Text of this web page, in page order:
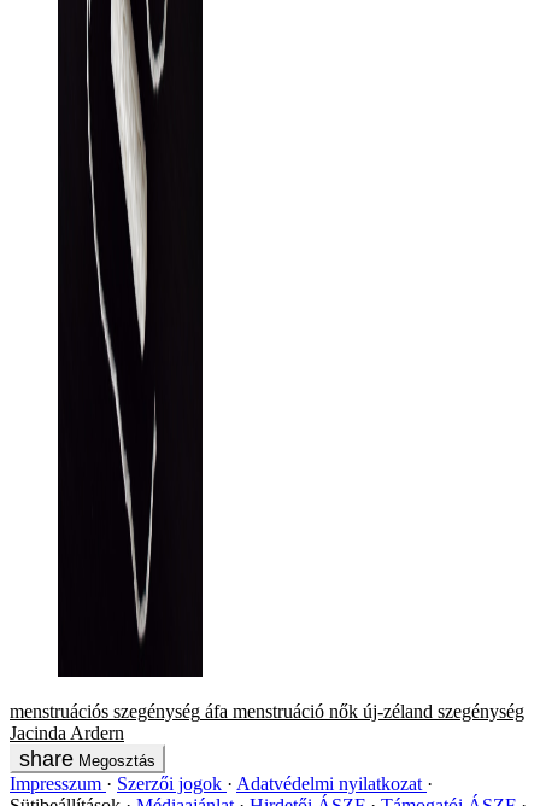
menstruációs szegénység áfa menstruáció nők új-zéland szegénység
Jacinda Ardern
Megosztás
Impresszum Szerzői jogok
Adatvédelmi nyilatkozat